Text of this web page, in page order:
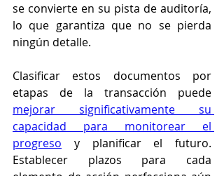
se convierte en su pista de auditoría,
lo que garantiza que no se pierda
ningún detalle.
Clasificar estos documentos por
mejorar significativamente su
capacidad para monitorear el
progreso y planificar el futuro.
Establecer plazos para cada